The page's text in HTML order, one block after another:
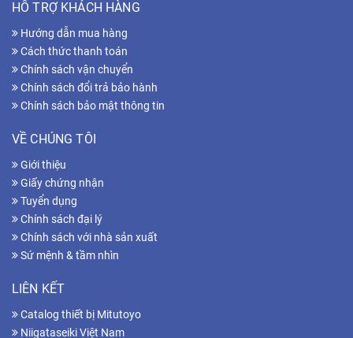
HỖ TRỢ KHÁCH HÀNG
Hướng dẫn mua hàng
Cách thức thanh toán
Chính sách vận chuyển
Chính sách đổi trả bảo hành
Chính sách bảo mật thông tin
VỀ CHÚNG TÔI
Giới thiệu
Giấy chứng nhận
Tuyển dụng
Chính sách đại lý
Chính sách với nhà sản xuất
Sứ mệnh & tầm nhìn
LIÊN KẾT
Catalog thiết bị Mitutoyo
Niigataseiki Việt Nam